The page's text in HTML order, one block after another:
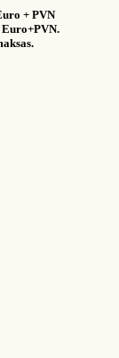
+ PVN
Euro+PVN.